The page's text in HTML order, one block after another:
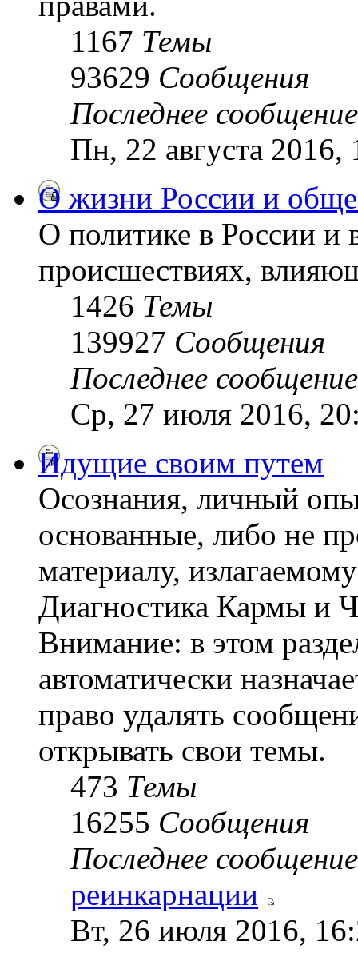
1167 Темы
93629 Сообщения
Последнее сообщение
Пн, 22 августа
О жизни России и
О политике в России и
происшествиях,
1426 Темы
139927 Сообщения
Последнее сообщение
Ср, 27 июля 2016,
Идущие своим путем
Осознания, личный
основанные, либо не
материалу,
Диагностика Кармы и
Внимание: в этом
автоматически
право удалять
открывать свои темы.
473 Темы
16255 Сообщения
Последнее сообщение
реинкарнации
Вт, 26 июля 2016,